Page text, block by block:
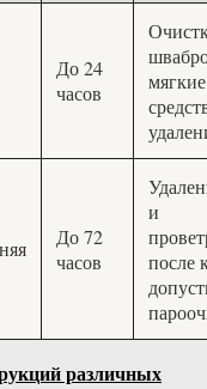
До 24
часов
мягкие
До 72
часов
и
после
различных